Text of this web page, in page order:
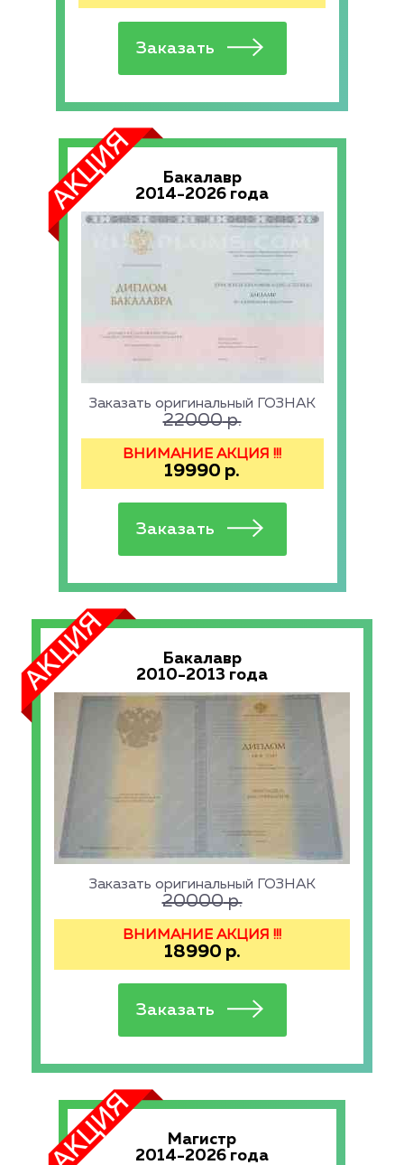
Бакалавр
2014-2026 года
Заказать оригинальный ГОЗНАК
22000р.
ВНИМАНИЕ АКЦИЯ !!!
19990 р.
Бакалавр
2010-2013 года
Заказать оригинальный ГОЗНАК
20000р.
ВНИМАНИЕ АКЦИЯ !!!
18990 р.
Магистр
2014-2026 года